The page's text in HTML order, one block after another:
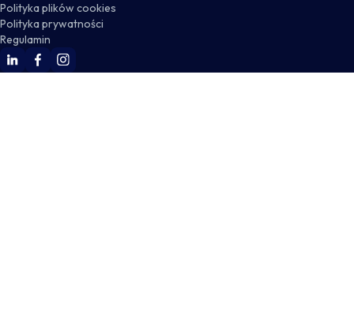
Polityka plików cookies
Polityka prywatności
Regulamin
WSKZ Linkedin
WSKZ Facebook
WSKZ Instagram